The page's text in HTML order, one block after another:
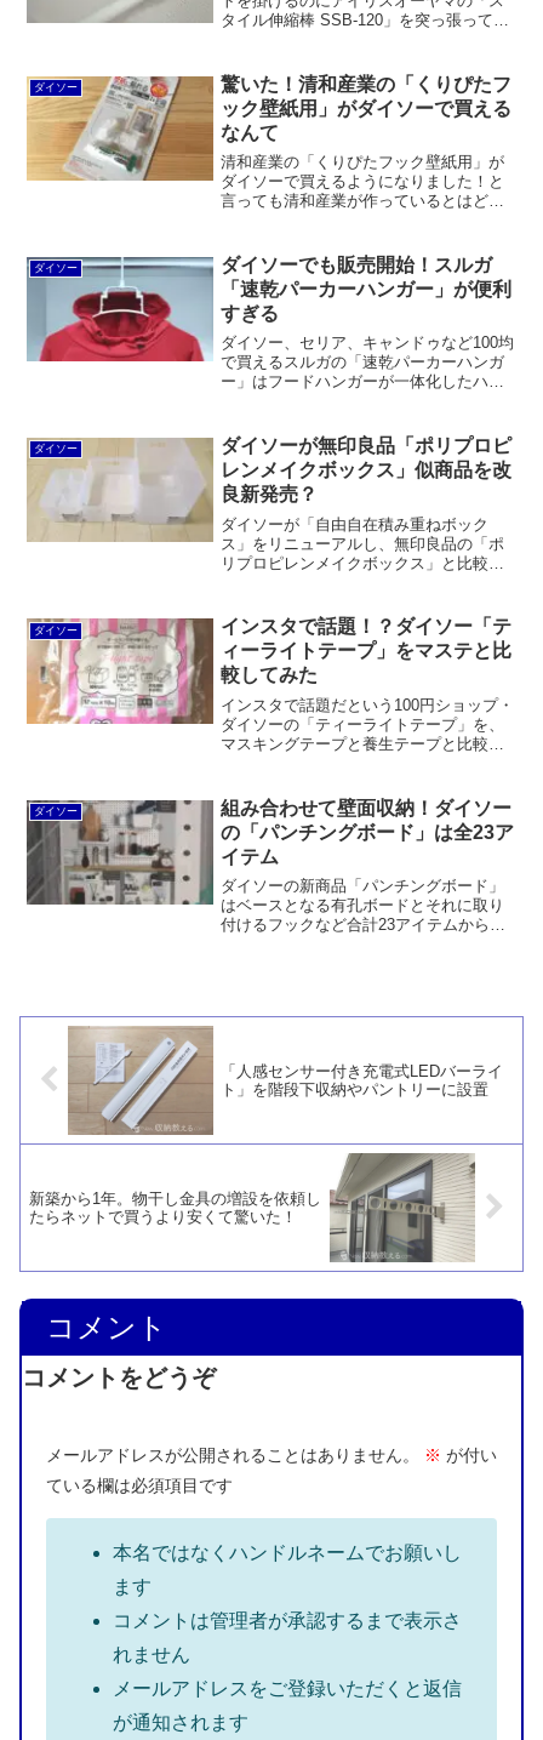
タイル伸縮棒 SSB-120」を突っ張ってい
に平安伸銅工業の突っ張り棒を掛ける方
法に替えてみました。接着剤タイプと両
面テープタイプを試してみました。
ダイソー
驚いた！清和産業の「くりぴたフ
ック壁紙用」がダイソーで買える
なんて
清和産業の「くりぴたフック壁紙用」が
ダイソーで買えるようになりました！と
言っても清和産業が作っているとはどこ
ん。しかもアマゾンで買うよりも小ロッ
トで低価格。
ダイソー
ダイソーでも販売開始！スルガ
「速乾パーカーハンガー」が便利
すぎる
ダイソー、セリア、キャンドゥなど100均
で買えるスルガの「速乾パーカーハンガ
ー」はフードハンガーが一体化したハン
も必要としません。コスパも良いです。
ダイソー
ダイソーが無印良品「ポリプロピ
レンメイクボックス」似商品を改
良新発売？
ダイソーが「自由自在積み重ねボック
ス」をリニューアルし、無印良品の「ポ
リプロピレンメイクボックス」と比較し
く、価格は税込110円で無印良品の最大
1/3以下という激安価格です。
ダイソー
インスタで話題！？ダイソー「テ
ィーライトテープ」をマステと比
較してみた
インスタで話題だという100円ショップ・
ダイソーの「ティーライトテープ」を、
マスキングテープと養生テープと比較し
目が良いというのがメリット。水性ボー
ルペンでは書き込めません。
ダイソー
組み合わせて壁面収納！ダイソー
の「パンチングボード」は全23ア
イテム
ダイソーの新商品「パンチングボード」
はベースとなる有孔ボードとそれに取り
付けるフックなど合計23アイテムから構
「人感センサー付き充電式LEDバーライ
ト」を階段下収納やパントリーに設置
新築から1年。物干し金具の増設を依頼し
たらネットで買うより安くて驚いた！
コメント
コメントをどうぞ
メールアドレスが公開されることはありません。 ※ が付い
ている欄は必須項目です
本名ではなくハンドルネームでお願いし
ます
コメントは管理者が承認するまで表示さ
れません
メールアドレスをご登録いただくと返信
が通知されます